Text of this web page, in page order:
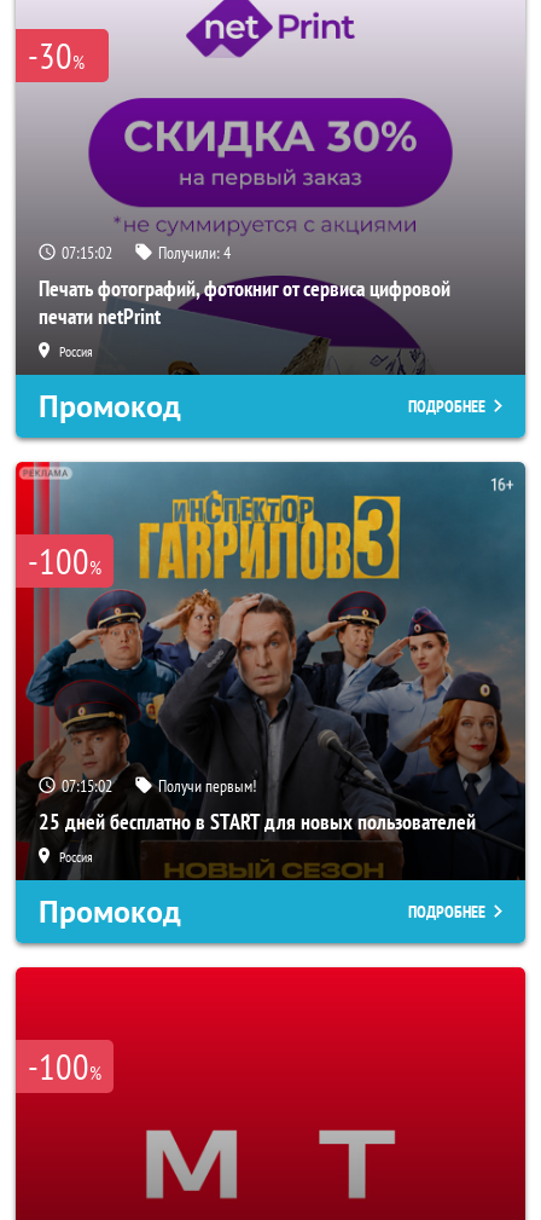
-30%
07:15:00 Получили:4
Печать фотографий, фотокниг от сервиса цифровой
печати netPrint
Россия
Промокод ПОДРОБНЕЕ
-100%
07:15:00 Получи первым!
25 дней бесплатно в START для новых пользователей
Россия
Промокод ПОДРОБНЕЕ
-100%